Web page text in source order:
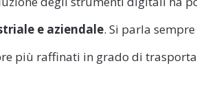
e aziendale. Si parla
più raffinati in grado di